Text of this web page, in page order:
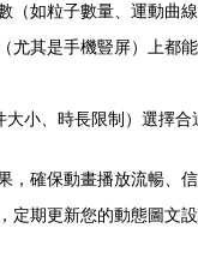
如粒子數量、運動曲
尤其是手機豎屏）上都
小、時長限制）選擇
，確保動畫播放流暢、信
定期更新您的動態圖文